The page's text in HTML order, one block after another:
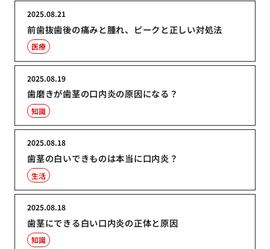
前歯抜歯後の痛みと腫れ、ピークと正しい対処法
2025.08.21
医療
歯磨きが歯茎の口内炎の原因になる？
2025.08.19
知識
歯茎の白いできものは本当に口内炎？
2025.08.18
生活
歯茎にできる白い口内炎の正体と原因
2025.08.18
知識